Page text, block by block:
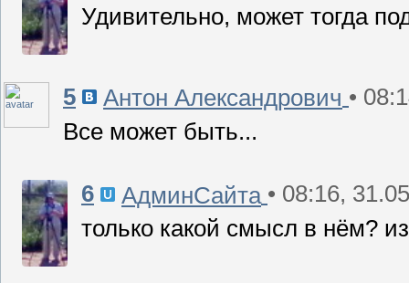
Удивительно, может тогда
5 Антон Александрович •
Все может быть...
6 АдминСайта • 08:16,
только какой смысл в нём?